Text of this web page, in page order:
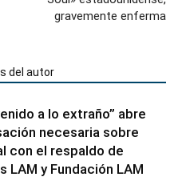
gravemente enferma
del autor
a lo extraño” abre
necesaria sobre
con el respaldo de
LAM y Fundación LAM